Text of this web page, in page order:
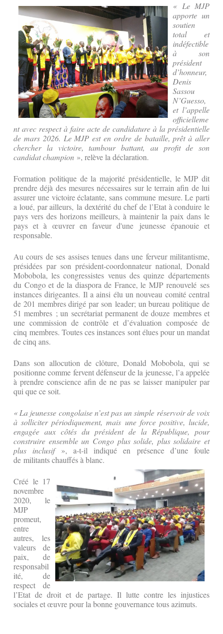
« Le MJP
apporte un
soutien
total et
indéfectible
à son
président
d’honneur,
Denis
Sassou
N’Guesso,
et l’appelle
officielleme
nt avec respect à faire acte de candidature à la présidentielle
de mars 2026. Le MJP est en ordre de bataille, prêt à aller
chercher la victoire, tambour battant, au profit de son
candidat champion », relève la déclaration.
Formation politique de la majorité présidentielle, le MJP dit
prendre déjà des mesures nécessaires sur le terrain afin de lui
assurer une victoire éclatante, sans commune mesure. Le parti
a loué, par ailleurs, la dextérité du chef de l’Etat à conduire le
pays vers des horizons meilleurs, à maintenir la paix dans le
pays et à œuvrer en faveur d'une jeunesse épanouie et
responsable.
Au cours de ses assises tenues dans une ferveur militantisme,
présidées par son président-coordonnateur national, Donald
Mobobola, les congressistes venus des quinze départements
du Congo et de la diaspora de France, le MJP renouvelé ses
instances dirigeantes. Il a ainsi élu un nouveau comité central
de 201 membres dirigé par son leader; un bureau politique de
51 membres ; un secrétariat permanent de douze membres et
une commission de contrôle et d’évaluation composée de
cinq membres. Toutes ces instances sont élues pour un mandat
de cinq ans.
Dans son allocution de clôture, Donald Mobobola, qui se
positionne comme fervent défenseur de la jeunesse, l’a appelée
à prendre conscience afin de ne pas se laisser manipuler par
qui que ce soit.
« La jeunesse congolaise n’est pas un simple réservoir de voix
à solliciter périodiquement, mais une force positive, lucide,
engagée aux côtés du président de la République, pour
construire ensemble un Congo plus solide, plus solidaire et
plus inclusif», a-t-il indiqué en présence d’une foule
de militants chauffés à blanc.
Créé le 17
novembre
2020, le
MJP
promeut,
entre
autres, les
valeurs de
paix, de
responsabil
ité, de
respect de
l’Etat de droit et de partage. Il lutte contre les injustices
sociales et œuvre pour la bonne gouvernance tous azimuts.